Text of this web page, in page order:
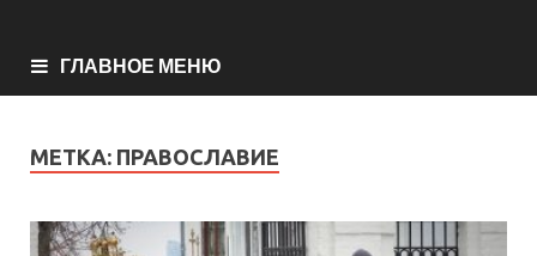
ГЛАВНОЕ МЕНЮ
МЕТКА: ПРАВОСЛАВИЕ